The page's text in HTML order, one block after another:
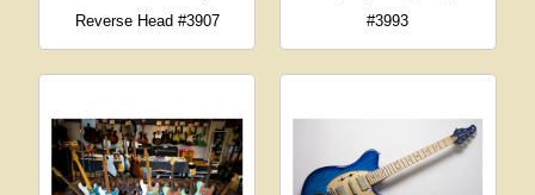
Reverse Head #3907
#3993